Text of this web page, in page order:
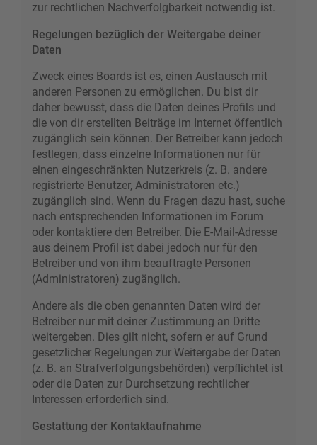
zur rechtlichen Nachverfolgbarkeit notwendig ist.
Regelungen bezüglich der Weitergabe deiner
Daten
Zweck eines Boards ist es, einen Austausch mit
anderen Personen zu ermöglichen. Du bist dir
daher bewusst, dass die Daten deines Profils und
die von dir erstellten Beiträge im Internet öffentlich
zugänglich sein können. Der Betreiber kann jedoch
festlegen, dass einzelne Informationen nur für
einen eingeschränkten Nutzerkreis (z. B. andere
registrierte Benutzer, Administratoren etc.)
zugänglich sind. Wenn du Fragen dazu hast, suche
nach entsprechenden Informationen im Forum
oder kontaktiere den Betreiber. Die E-Mail-Adresse
aus deinem Profil ist dabei jedoch nur für den
Betreiber und von ihm beauftragte Personen
(Administratoren) zugänglich.
Andere als die oben genannten Daten wird der
Betreiber nur mit deiner Zustimmung an Dritte
weitergeben. Dies gilt nicht, sofern er auf Grund
gesetzlicher Regelungen zur Weitergabe der Daten
(z. B. an Strafverfolgungsbehörden) verpflichtet ist
oder die Daten zur Durchsetzung rechtlicher
Interessen erforderlich sind.
Gestattung der Kontaktaufnahme